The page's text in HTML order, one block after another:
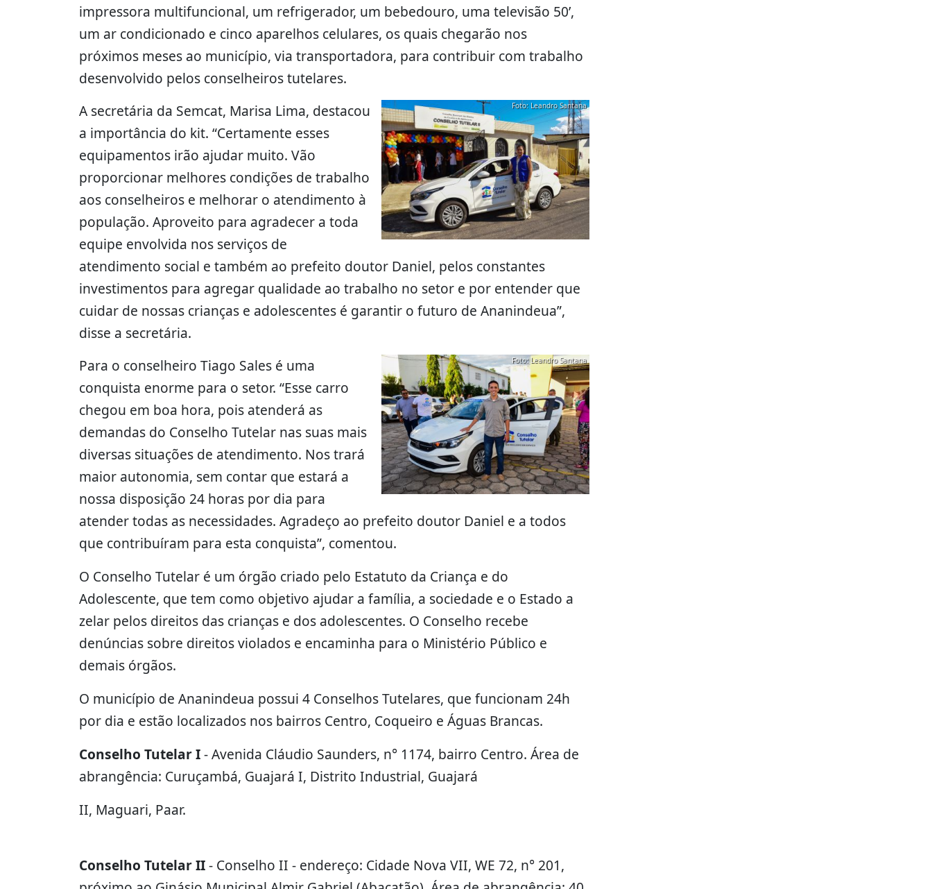
impressora multifuncional, um refrigerador, um bebedouro, uma televisão 50’,
um ar condicionado e cinco aparelhos celulares, os quais chegarão nos
próximos meses ao município, via transportadora, para contribuir com trabalho
desenvolvido pelos conselheiros tutelares.
Foto: Leandro Santana
A secretária da Semcat, Marisa Lima, destacou
a importância do kit. “Certamente esses
equipamentos irão ajudar muito. Vão
proporcionar melhores condições de trabalho
aos conselheiros e melhorar o atendimento à
população. Aproveito para agradecer a toda
equipe envolvida nos serviços de
atendimento social e também ao prefeito doutor Daniel, pelos constantes
investimentos para agregar qualidade ao trabalho no setor e por entender que
cuidar de nossas crianças e adolescentes é garantir o futuro de Ananindeua”,
disse a secretária.
Foto: Leandro Santana
Para o conselheiro Tiago Sales é uma
conquista enorme para o setor. “Esse carro
chegou em boa hora, pois atenderá as
demandas do Conselho Tutelar nas suas mais
diversas situações de atendimento. Nos trará
maior autonomia, sem contar que estará a
nossa disposição 24 horas por dia para
atender todas as necessidades. Agradeço ao prefeito doutor Daniel e a todos
que contribuíram para esta conquista”, comentou.
O Conselho Tutelar é um órgão criado pelo Estatuto da Criança e do
Adolescente, que tem como objetivo ajudar a família, a sociedade e o Estado a
zelar pelos direitos das crianças e dos adolescentes. O Conselho recebe
denúncias sobre direitos violados e encaminha para o Ministério Público e
demais órgãos.
O município de Ananindeua possui 4 Conselhos Tutelares, que funcionam 24h
por dia e estão localizados nos bairros Centro, Coqueiro e Águas Brancas.
Conselho Tutelar I- Avenida Cláudio Saunders, n° 1174, bairro Centro. Área de
abrangência: Curuçambá, Guajará I, Distrito Industrial, Guajará
II, Maguari, Paar.
Conselho Tutelar II- Conselho II - endereço: Cidade Nova VII, WE 72, n° 201,